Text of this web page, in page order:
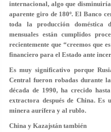
internacional, algo que
aparente giro de 180º. El Banco
toda la producción doméstica
mensuales están cumplidos
recientemente que “creemos que
financiero para el Estado ante
Es muy significativo porque
Central fueron robadas durante
década de 1990, ha crecido
extractora después de China. Es
minera aurífera y al rublo.
China y Kazajstán también